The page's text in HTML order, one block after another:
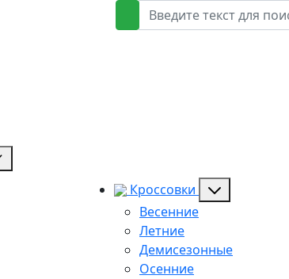
Кроссовки
Весенние
Летние
Демисезонные
Осенние